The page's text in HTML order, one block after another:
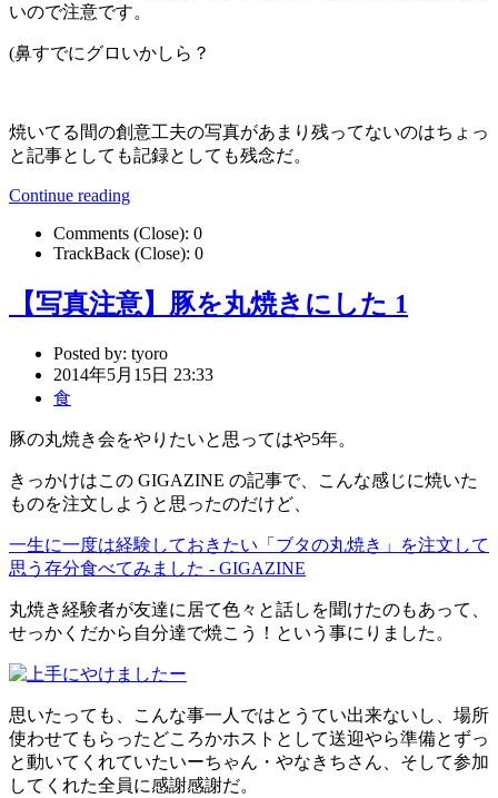
いので注意です。
(鼻すでにグロいかしら？
焼いてる間の創意工夫の写真があまり残ってないのはちょっ
と記事としても記録としても残念だ。
Continue reading
Comments (Close): 0
TrackBack (Close): 0
【写真注意】豚を丸焼きにした 1
Posted by: tyoro
2014年5月15日 23:33
食
豚の丸焼き会をやりたいと思ってはや5年。
きっかけはこの GIGAZINE の記事で、こんな感じに焼いた
ものを注文しようと思ったのだけど、
一生に一度は経験しておきたい「ブタの丸焼き」を注文して
思う存分食べてみました - GIGAZINE
丸焼き経験者が友達に居て色々と話しを聞けたのもあって、
せっかくだから自分達で焼こう！という事にりました。
思いたっても、こんな事一人ではとうてい出来ないし、場所
使わせてもらったどころかホストとして送迎やら準備とずっ
と動いてくれていたいーちゃん・やなきちさん、そして参加
してくれた全員に感謝感謝だ。